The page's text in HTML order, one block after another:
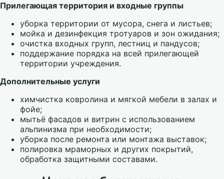
Прилегающая территория и входные группы
уборка территории от мусора, снега и листьев;
мойка и дезинфекция тротуаров и зон ожидания;
очистка входных групп, лестниц и пандусов;
поддержание порядка на всей прилегающей
территории учреждения.
Дополнительные услуги
химчистка ковролина и мягкой мебели в залах и
фойе;
мытьё фасадов и витрин с использованием
альпинизма при необходимости;
уборка после ремонта или монтажа выставок;
полировка мраморных и других покрытий,
обработка защитными составами.